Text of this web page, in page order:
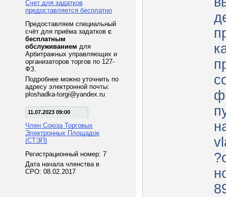
Счет для задатков
предоставляется бесплатно
Предоставляем специальный
счёт для приёма задатков с
бесплатным
обслуживанием для
Арбитражных управляющих и
организаторов торгов по 127-
ФЗ.
Подробнее можно уточнить по
адресу электронной почты:
ploshadka-torgi@yandex.ru
11.07.2023 09:00
Член Союза Торговых
Электронных Площадок
(СТЭП)
Регистрационный номер: 7
Дата начала членства в
СРО: 08.02.2017